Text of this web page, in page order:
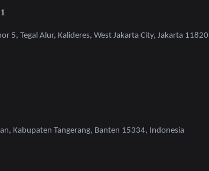
5, Tegal Alur, Kalideres, West Jakarta City, Jakarta 11820
Kabupaten Tangerang, Banten 15334, Indonesia